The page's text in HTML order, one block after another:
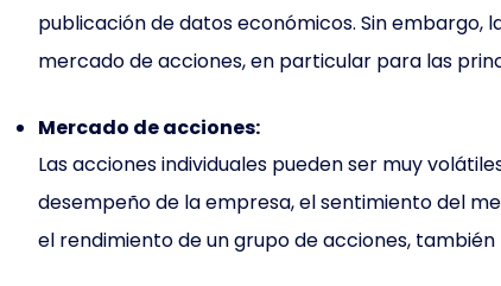
publicación de datos económicos. Sin embargo,
mercado de acciones, en particular para las
Mercado de acciones:
Las acciones individuales pueden ser muy
desempeño de la empresa, el sentimiento del
el rendimiento de un grupo de acciones,